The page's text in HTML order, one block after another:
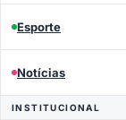
Esporte
Notícias
INSTITUCIONAL